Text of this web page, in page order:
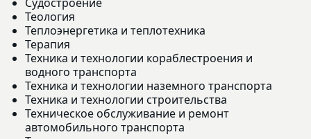
Теология
Теплоэнергетика и теплотехника
Терапия
Техника и технологии кораблестроения и
водного транспорта
Техника и технологии наземного транспорта
Техника и технологии строительства
Техническое обслуживание и ремонт
автомобильного транспорта